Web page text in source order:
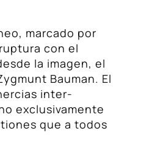
marcado por
con el
la imagen, el
Bauman. El
inter-
exclusivamente
que a todos